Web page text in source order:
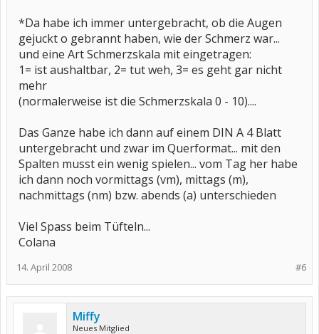
*Da habe ich immer untergebracht, ob die Augen
gejuckt o gebrannt haben, wie der Schmerz war...
und eine Art Schmerzskala mit eingetragen:
1= ist aushaltbar, 2= tut weh, 3= es geht gar nicht
mehr
(normalerweise ist die Schmerzskala 0 - 10)....
Das Ganze habe ich dann auf einem DIN A 4 Blatt
untergebracht und zwar im Querformat... mit den
Spalten musst ein wenig spielen... vom Tag her habe
ich dann noch vormittags (vm), mittags (m),
nachmittags (nm) bzw. abends (a) unterschieden
Viel Spass beim Tüfteln...
Colana
#6
14. April 2008
Miffy
Neues Mitglied